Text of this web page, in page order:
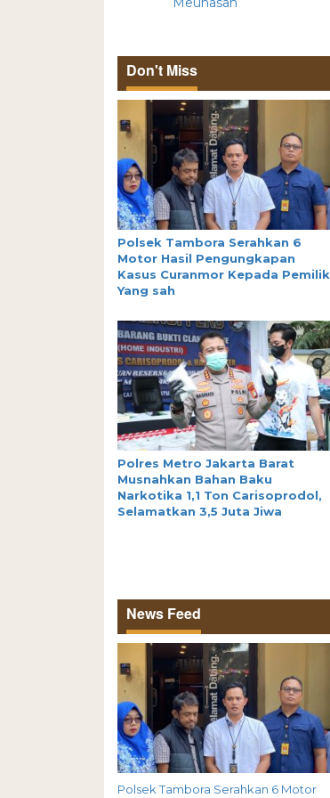
Don't Miss
Polsek Tambora Serahkan 6
Motor Hasil Pengungkapan
Kasus Curanmor Kepada Pemilik
Yang sah
Polres Metro Jakarta Barat
Musnahkan Bahan Baku
Narkotika 1,1 Ton Carisoprodol,
Selamatkan 3,5 Juta Jiwa
News Feed
Polsek Tambora Serahkan 6 Motor